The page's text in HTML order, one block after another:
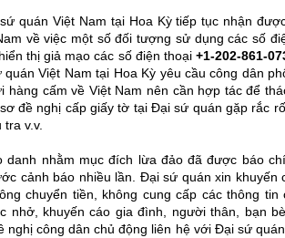
quán Việt Nam tại Hoa Kỳ tiếp tục nhận
về việc một số đối tượng sử dụng các số
thị giả mạo các số điện thoại+1-202-861-
Việt Nam tại Hoa Kỳ yêu cầu công dân
hàng cấm về Việt Nam nên cần hợp tác để
đề nghị cấp giấy tờ tại Đại sứ quán gặp rắc
v.v.
danh nhằm mục đích lừa đảo đã được báo
cảnh báo nhiều lần. Đại sứ quán xin khuyến
chuyển tiền, không cung cấp các thông
nhở, khuyến cáo gia đình, người thân, bạn
nghị công dân chủ động liên hệ với Đại sứ